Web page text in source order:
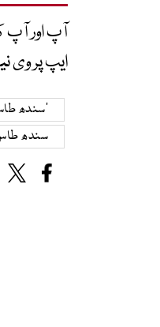
آپ اور آپ
ایپ پر وی
’سندھ
سندھ